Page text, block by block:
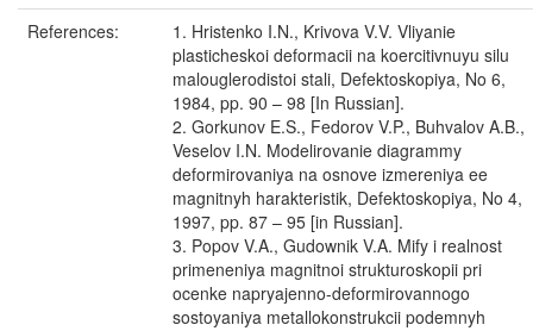
References:
1. Hristenko I.N., Krivova V.V. Vliyanie
plasticheskoi deformacii na koercitivnuyu silu
malouglerodistoi stali, Defektoskopiya, No 6,
1984, pp. 90 – 98 [In Russian].
2. Gorkunov E.S., Fedorov V.P., Buhvalov A.B.,
Veselov I.N. Modelirovanie diagrammy
deformirovaniya na osnove izmereniya ee
magnitnyh harakteristik, Defektoskopiya, No 4,
1997, pp. 87 – 95 [in Russian].
3. Popov V.A., Gudownik V.A. Mify i realnost
primeneniya magnitnoi strukturoskopii pri
ocenke napryajenno-deformirovannogo
sostoyaniya metallokonstrukcii podemnyh